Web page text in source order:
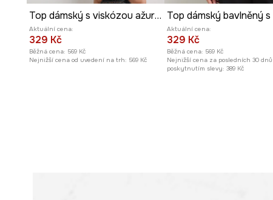
Top dámský s viskózou ažurový
Aktuální cena:
329 Kč
Běžná cena: 569 Kč
Nejnižší cena od uvedení na trh: 569 Kč
Aktuální cena:
329 Kč
Běžná cena: 569 Kč
Nejnižší cena za posledních 30
poskytnutím slevy: 389 Kč